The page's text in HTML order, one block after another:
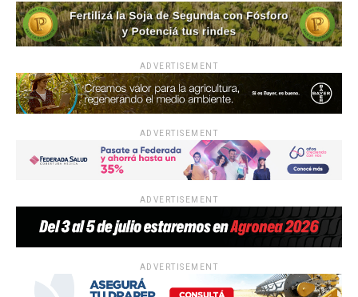
ADVERTISEMENT
ADVERTISEMENT
ADVERTISEMENT
ADVERTISEMENT